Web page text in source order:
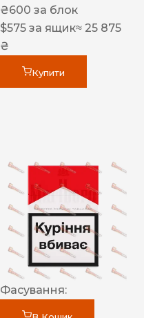
₴600 за блок
$575 за ящик≈ 25 875
₴
Купити
Фасування: